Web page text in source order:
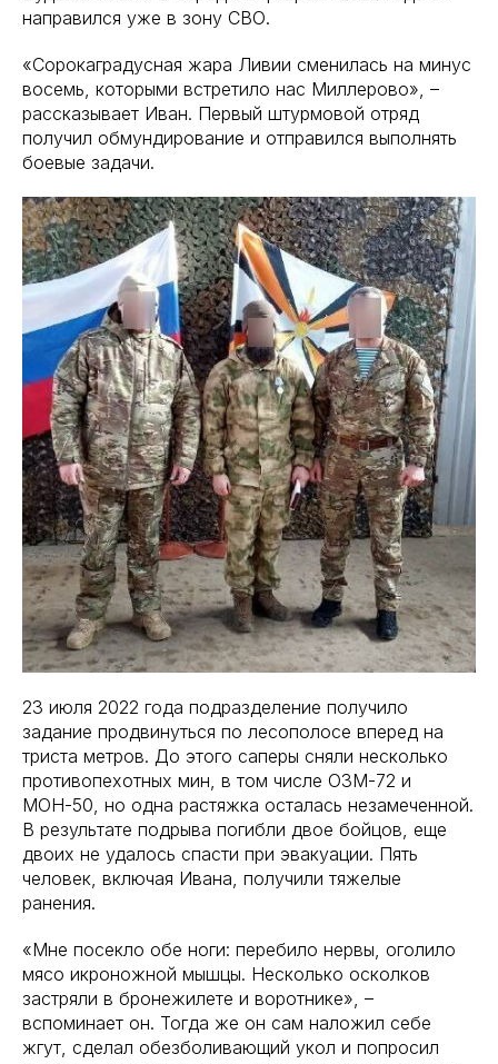
направился уже в зону СВО.
«Сорокаградусная жара Ливии сменилась на минус
восемь, которыми встретило нас Миллерово», –
рассказывает Иван. Первый штурмовой отряд
получил обмундирование и отправился выполнять
боевые задачи.
23 июля 2022 года подразделение получило
задание продвинуться по лесополосе вперед на
триста метров. До этого саперы сняли несколько
противопехотных мин, в том числе ОЗМ-72 и
МОН-50, но одна растяжка осталась незамеченной.
В результате подрыва погибли двое бойцов, еще
двоих не удалось спасти при эвакуации. Пять
человек, включая Ивана, получили тяжелые
ранения.
«Мне посекло обе ноги: перебило нервы, оголило
мясо икроножной мышцы. Несколько осколков
застряли в бронежилете и воротнике», –
вспоминает он. Тогда же он сам наложил себе
жгут, сделал обезболивающий укол и попросил